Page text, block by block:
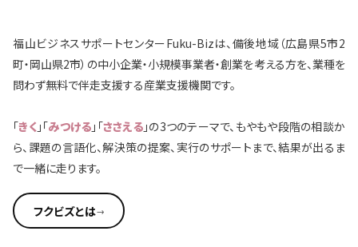
福山ビジネスサポートセンターFuku-Bizは、備後地域（広島県5市2
町・岡山県2市）の中小企業・小規模事業者・創業を考える方を、業種を
問わず無料で伴走支援する産業支援機関です。
「きく」「みつける 」「ささえる」の3つのテーマで、もやもや段階の相談か
ら、課題の言語化、解決策の提案、実行のサポートまで、結果が出るま
で一緒に走ります。
フクビズとは→